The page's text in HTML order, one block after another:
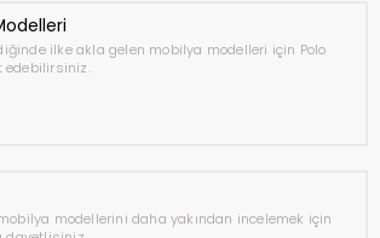
ilke akla gelen mobilya modelleri için Polo
edebilirsiniz.
modellerini daha yakından incelemek için